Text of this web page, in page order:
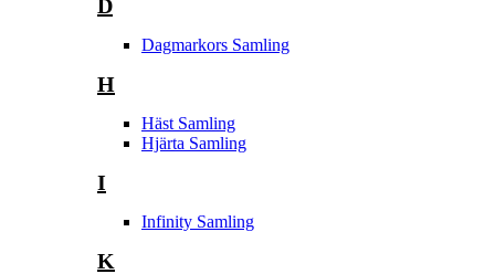
D
Dagmarkors Samling
H
Häst Samling
Hjärta Samling
I
Infinity Samling
K